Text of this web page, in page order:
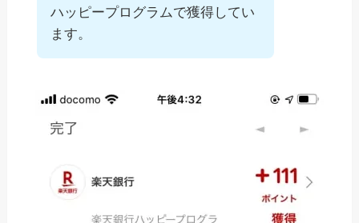
ハッピープログラムで獲得してい
ます。